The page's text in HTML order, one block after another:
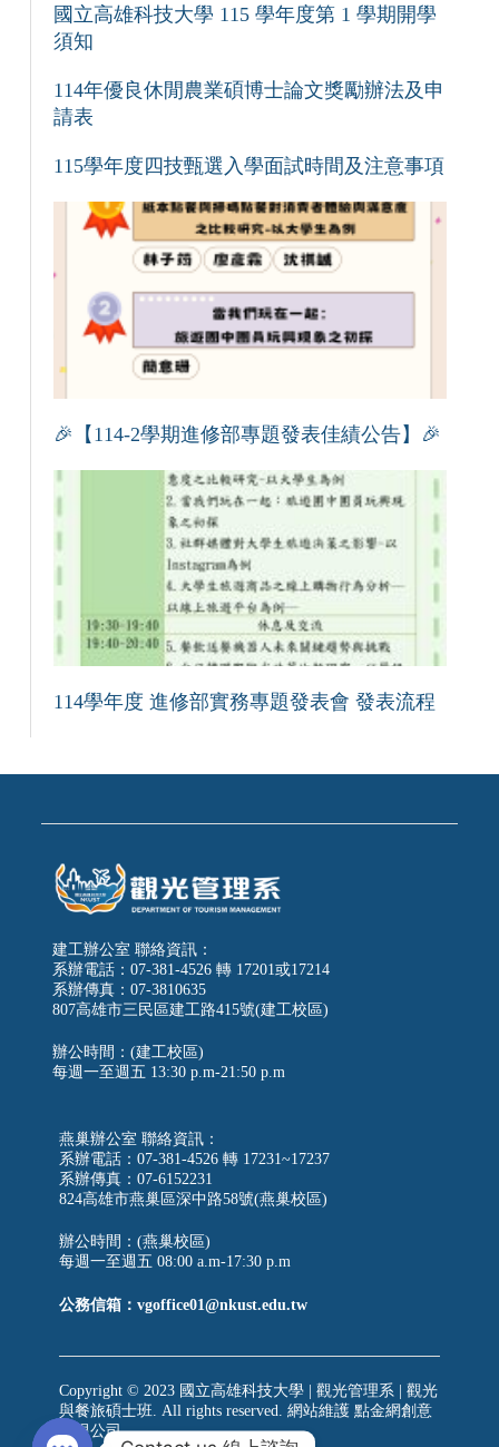
國立高雄科技大學 115 學年度第 1 學期開學
須知
114年優良休閒農業碩博士論文獎勵辦法及申
請表
115學年度四技甄選入學面試時間及注意事項
🎉【114-2學期進修部專題發表佳績公告】🎉
114學年度 進修部實務專題發表會 發表流程
建工辦公室 聯絡資訊：
系辦電話：07-381-4526 轉 17201或17214
系辦傳真：07-3810635
807高雄市三民區建工路415號(建工校區)
辦公時間：(建工校區)
每週一至週五 13:30 p.m-21:50 p.m
燕巢辦公室 聯絡資訊：
系辦電話：07-381-4526 轉 17231~17237
系辦傳真：07-6152231
824高雄市燕巢區深中路58號(燕巢校區)
辦公時間：(燕巢校區)
每週一至週五 08:00 a.m-17:30 p.m
公務信箱：vgoffice01@nkust.edu.tw
Copyright © 2023 國立高雄科技大學 | 觀光管理系 | 觀光
與餐旅碩士班. All rights reserved. 網站維護 點金網創意
有限公司